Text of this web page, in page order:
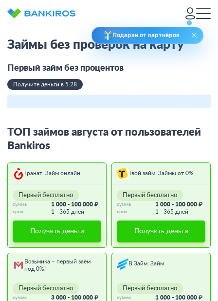
Подарки от партнёров
Займы без проверок на карту
Первый займ без процентов
Получите деньги в 5:28
ТОП займов августа от пользователей
Bankiros
Гранат. Займ онлайн
Первый бесплатно
сумма 1 000 - 100 000 ₽
срок 1 - 365 дней
Получить деньги
Твой займ. Займы от 0%
Первый бесплатно
сумма 1 000 - 100 000 ₽
срок 1 - 365 дней
Получить деньги
Возьмика – первый заём
под 0%!
Первый бесплатно
сумма 3 000 - 100 000 ₽
В Займ. Займ
Первый бесплатно
сумма 1 000 - 100 000 ₽